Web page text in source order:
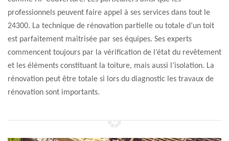
professionnels peuvent faire appel à ses services dans tout le
24300. La technique de rénovation partielle ou totale d’un toit
est parfaitement maîtrisée par ses équipes. Ses experts
commencent toujours par la vérification de l’état du revêtement
et les éléments constituant la toiture, mais aussi l’isolation. La
rénovation peut être totale si lors du diagnostic les travaux de
rénovation sont importants.